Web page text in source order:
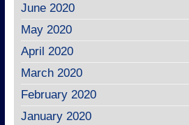
June 2020
May 2020
April 2020
March 2020
February 2020
January 2020